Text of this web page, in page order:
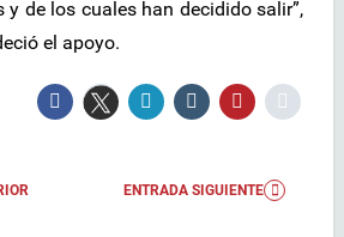
de los cuales han decidido salir”,
el apoyo.
ENTRADA SIGUIENTE